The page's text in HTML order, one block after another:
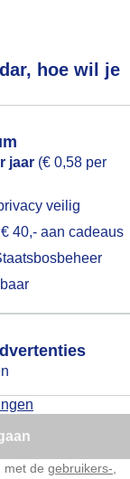
hoe wil je
jaar (€ 0,58 per
veilig
40,- aan cadeaus
met de gebruikers-
Weerzine
gebruiken voor
akkoord op hebt
zo een pop-up uit
toestemming
wordt.
de popup
later